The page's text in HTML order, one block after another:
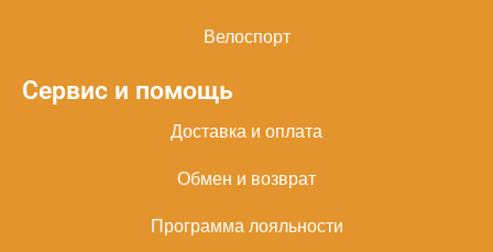
Велоспорт
Сервис и помощь
Доставка и оплата
Обмен и возврат
Программа лояльности